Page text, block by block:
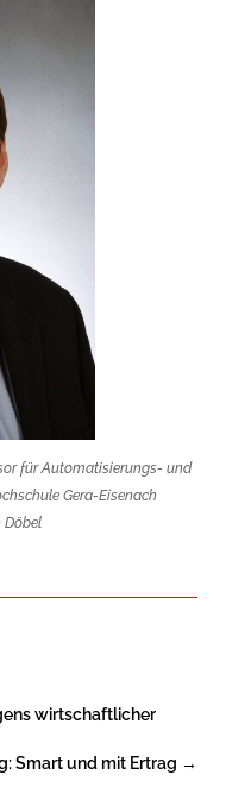
für Automatisierungs- und
Gera-Eisenach
Döbel
wirtschaftlicher
Smart und mit Ertrag →